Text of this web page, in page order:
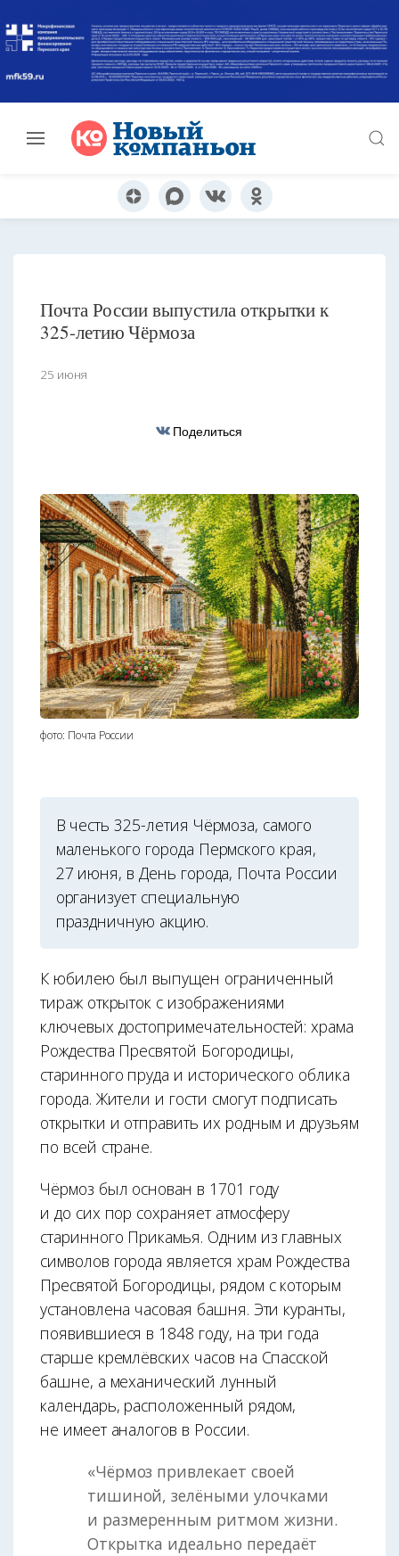
Почта России выпустила открытки к
325-летию Чёрмоза
25 июня
Поделиться
фото: Почта России
В честь 325-летия Чёрмоза, самого
маленького города Пермского края,
27 июня, в День города, Почта России
организует специальную
праздничную акцию.
К юбилею был выпущен ограниченный
тираж открыток с изображениями
ключевых достопримечательностей: храма
Рождества Пресвятой Богородицы,
старинного пруда и исторического облика
города. Жители и гости смогут подписать
открытки и отправить их родным и друзьям
по всей стране.
Чёрмоз был основан в 1701 году
и до сих пор сохраняет атмосферу
старинного Прикамья. Одним из главных
символов города является храм Рождества
Пресвятой Богородицы, рядом с которым
установлена часовая башня. Эти куранты,
появившиеся в 1848 году, на три года
старше кремлёвских часов на Спасской
башне, а механический лунный
календарь, расположенный рядом,
не имеет аналогов в России.
«Чёрмоз привлекает своей
тишиной, зелёными улочками
и размеренным ритмом жизни.
Открытка идеально передаёт